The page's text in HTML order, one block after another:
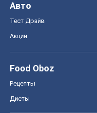
Авто
Тест Драйв
Акции
Food Oboz
Рецепты
Диеты